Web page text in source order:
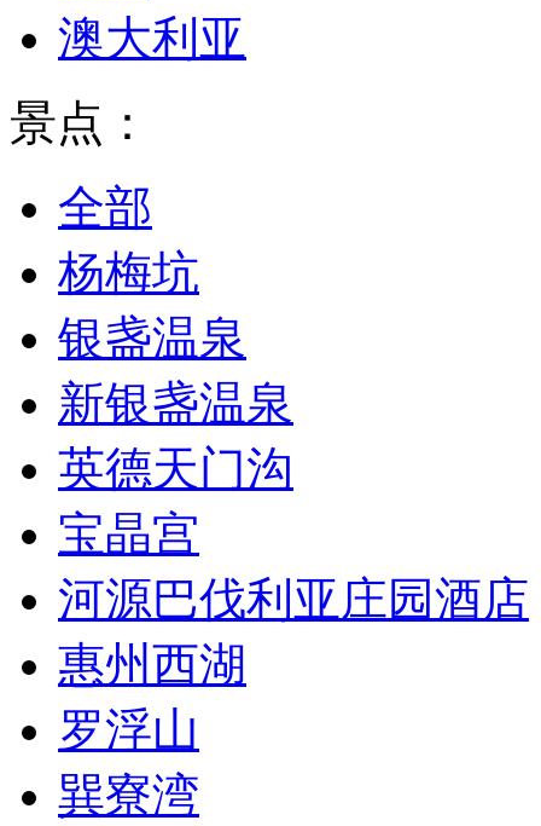
澳大利亚
景点：
全部
杨梅坑
银盏温泉
新银盏温泉
英德天门沟
宝晶宫
河源巴伐利亚庄园酒店
惠州西湖
罗浮山
巽寮湾